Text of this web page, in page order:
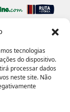
tecnologias
do dispositivo.
processar dados
neste site. Não